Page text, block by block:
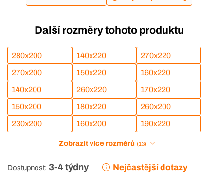
Další rozměry tohoto produktu
280x200 140x220 270x220
270x200 150x220 160x220
140x200 260x220 170x220
150x200 180x220 260x200
230x200 160x200 190x220
Zobrazit více rozměrů (13)
Dostupnost: 3-4 týdny Nejčastější dotazy